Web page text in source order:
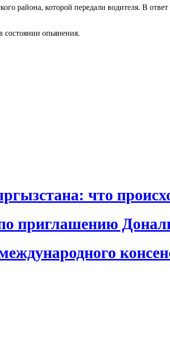
района, которой передали водителя. В
опьянения.
что
приглашению